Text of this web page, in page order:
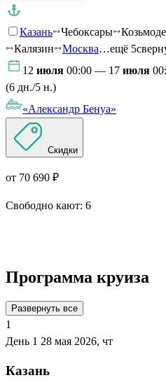
Казань Чебоксары
Калязин
Москва…ещё 5
12 июля 00:00 — 17 июля
(6 дн./5 н.)
«Александр Бенуа»
Скидки
от 70 690 ₽
Свободно кают: 6
Программа круиза
Развернуть все
1
День 1 28 мая 2026, чт
Казань